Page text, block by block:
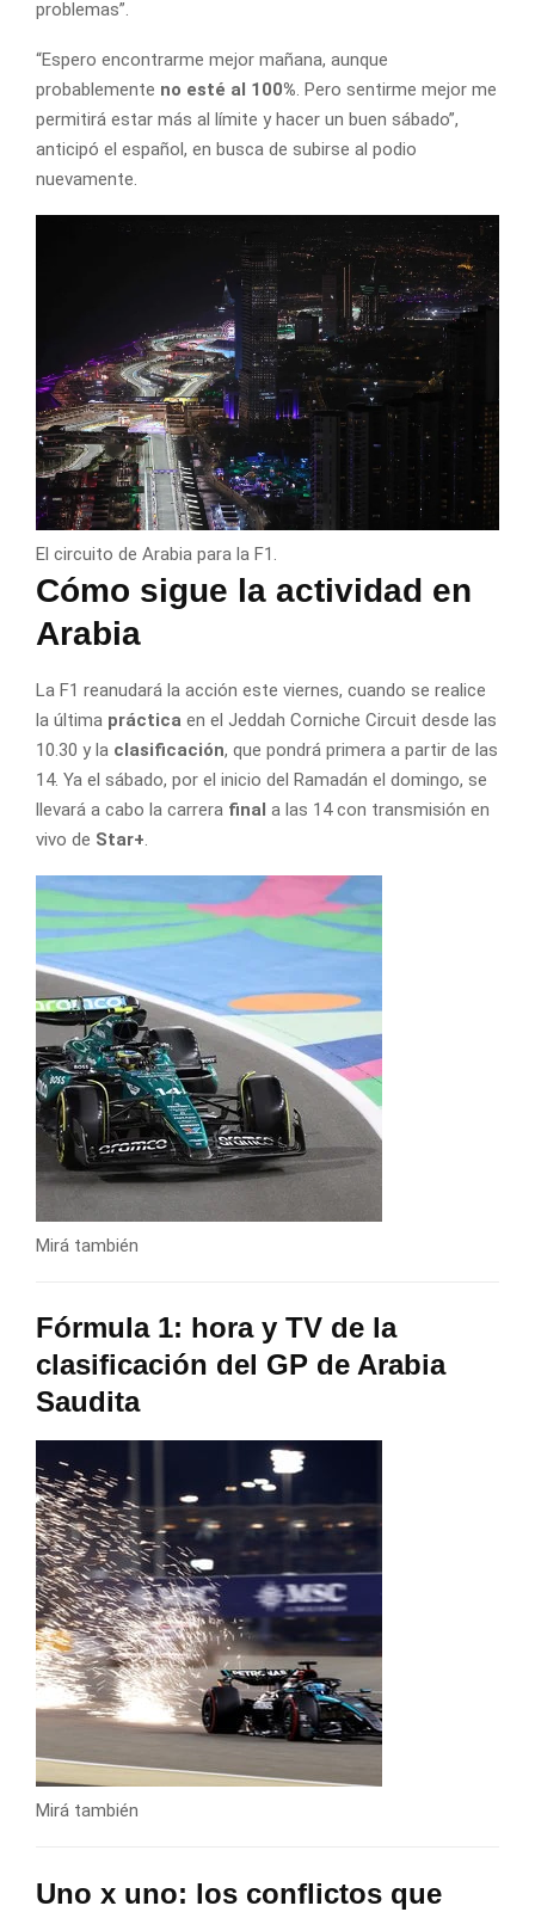
problemas”.
“Espero encontrarme mejor mañana, aunque
probablemente no esté al 100%. Pero sentirme mejor me
permitirá estar más al límite y hacer un buen sábado”,
anticipó el español, en busca de subirse al podio
nuevamente.
El circuito de Arabia para la F1.
Cómo sigue la actividad en
Arabia
La F1 reanudará la acción este viernes, cuando se realice
la última práctica en el Jeddah Corniche Circuit desde las
10.30 y la clasificación, que pondrá primera a partir de las
14. Ya el sábado, por el inicio del Ramadán el domingo, se
llevará a cabo la carrera final a las 14 con transmisión en
vivo de Star+.
Mirá también
Fórmula 1: hora y TV de la
clasificación del GP de Arabia
Saudita
Mirá también
Uno x uno: los conflictos que